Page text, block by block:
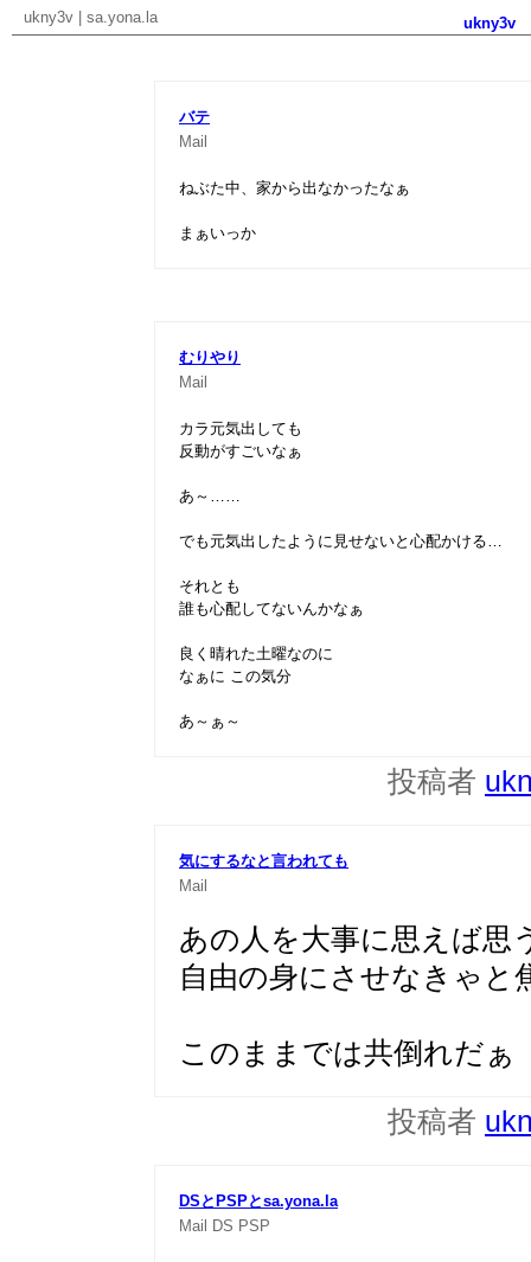
ukny3v sa.yona.la ukny3v
バテ
Mail
ねぶた中、家から出なかったなぁ
まぁいっか
むりやり
Mail
カラ元気出しても
反動がすごいなぁ
あ～……
でも元気出したように見せないと心配かける…
それとも
誰も心配してないんかなぁ
良く晴れた土曜なのに
なぁに この気分
あ～ぁ～
投稿者
気にするなと言われても
Mail
あの人を大事に思えば思
自由の身にさせなきゃと
このままでは共倒れだぁ
投稿者
DSとPSPとsa.yona.la
Mail
DS PSP